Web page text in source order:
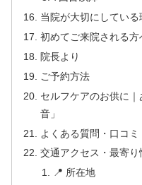
当院が大切にしている
初めてご来院される方
院長より
ご予約方法
セルフケアのお供に
音」
よくある質問・口コミ
交通アクセス・最寄り
📍 所在地